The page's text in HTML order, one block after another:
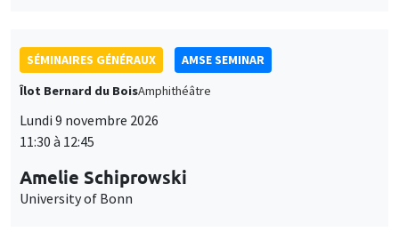
SÉMINAIRES GÉNÉRAUX
AMSE SEMINAR
Îlot Bernard du BoisAmphithéâtre
Lundi 9 novembre 2026
11:30 à 12:45
Amelie Schiprowski
University of Bonn